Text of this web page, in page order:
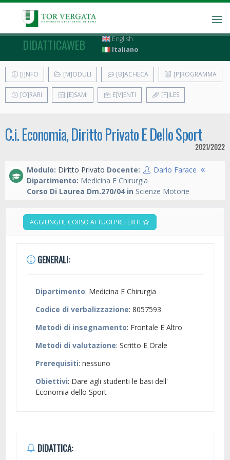
DIDATTICAWEB
English
Italiano
[I]NFO [M]ODULI [B]ACHECA [P]ROGRAMMA
[O]RARI [E]SAMI E[V]ENTI [F]ILES
C.i. Economia, Diritto Privato E Dello Sport
2021/2022
Modulo: Diritto Privato Docente:
Dario Farace
Dipartimento: Medicina E Chirurgia
Corso Di Laurea Dm.270/04 in Scienze Motorie
AGGIUNGI IL CORSO AI TUOI PREFERITI
GENERALI:
Dipartimento: Medicina E Chirurgia
Codice di verbalizzazione: 8057593
Metodi di insegnamento: Frontale E Altro
Metodi di valutazione: Scritto E Orale
Prerequisiti: nessuno
Obiettivi: Dare agli studenti le basi dell'
Economia dello Sport
DIDATTICA: